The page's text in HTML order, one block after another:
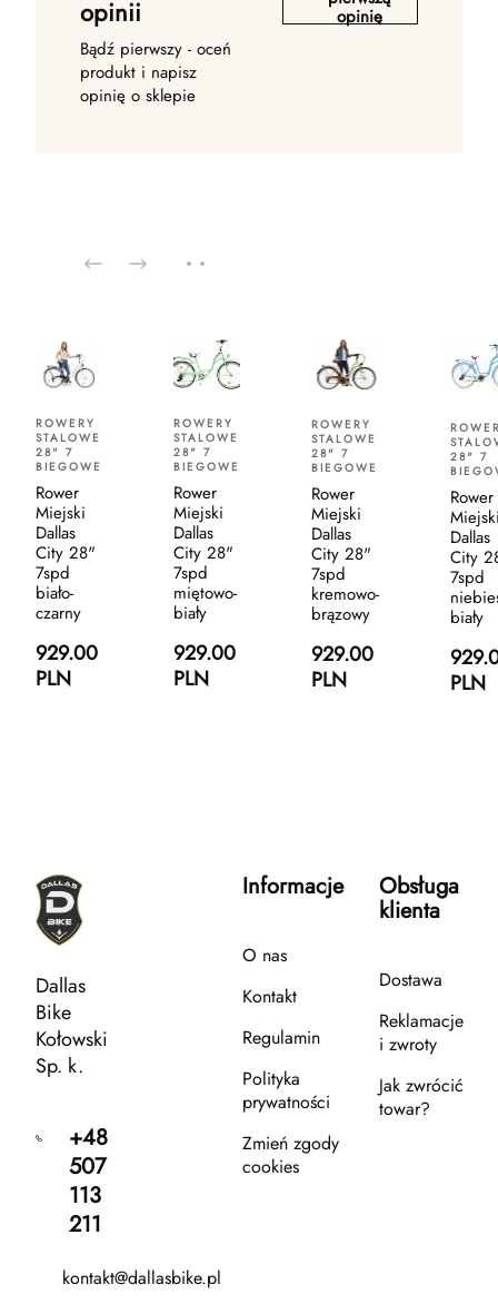
opinii
Bądź pierwszy - oceń
produkt i napisz
opinię o sklepie
opinię
ROWERY
STALOWE
28" 7
BIEGOWE
Rower
Miejski
Dallas
City 28"
7spd
biało-
czarny
929.00
PLN
ROWERY
STALOWE
28" 7
BIEGOWE
Rower
Miejski
Dallas
City 28"
7spd
miętowo-
biały
929.00
PLN
ROWERY
STALOWE
28" 7
BIEGOWE
Rower
Miejski
Dallas
City 28"
7spd
kremowo-
brązowy
929.00
PLN
28" 7
Rower
Dallas
City
7spd
biały
PLN
Dallas
Bike
Kołowski
Sp. k.
+48
507
113
211
kontakt@dallasbike.pl
Informacje
O nas
Kontakt
Regulamin
Polityka
prywatności
Zmień zgody
cookies
Obsługa
klienta
Dostawa
Reklamacje
i zwroty
Jak zwrócić
towar?